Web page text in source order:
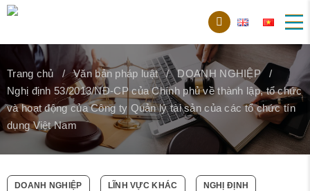
Trang chủ Văn bản pháp luật
DOANH NGHIỆP
Nghị định 53/2013/NĐ-CP của Chính phủ về thành lập, tổ chức
và hoạt động của Công ty Quản lý tài sản của các tổ chức tín
dụng Việt Nam
DOANH NGHIỆP LĨNH VỰC KHÁC NGHỊ ĐỊNH